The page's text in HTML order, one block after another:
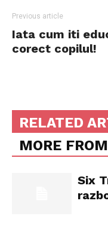
Previous article
Iata cum iti
corect copilul!
RELATED
MORE
Six